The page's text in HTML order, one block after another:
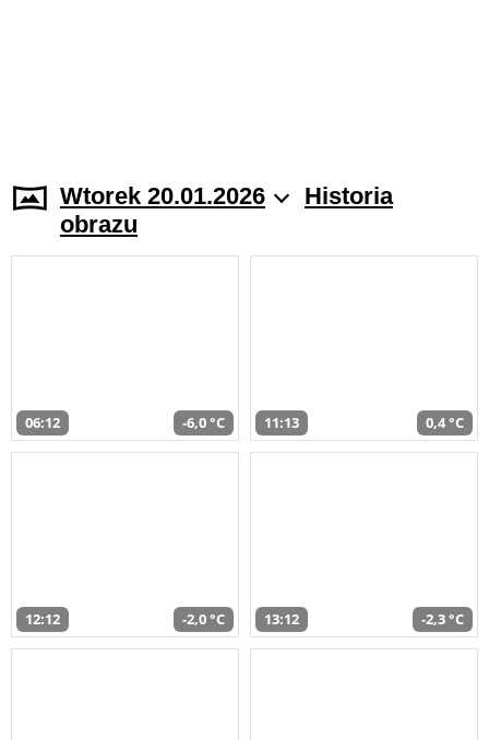
Wtorek 20.01.2026
Historia
obrazu
06:12 -6,0 °C 11:13 0,4 °C
12:12 -2,0 °C 13:12 -2,3 °C